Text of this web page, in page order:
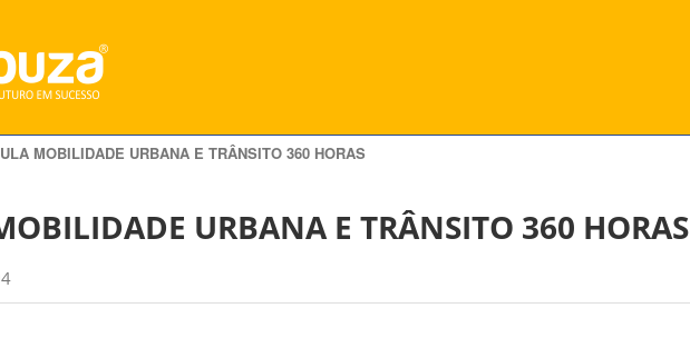
MOBILIDADE URBANA E TRÂNSITO 360 HORAS
URBANA E TRÂNSITO 360 HORAS